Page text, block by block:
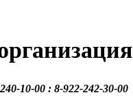
10-00 : 8-922-242-30-00